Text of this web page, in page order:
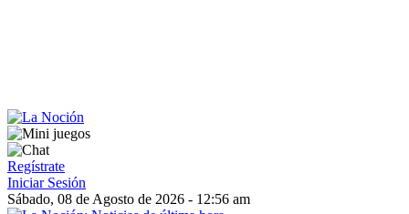
Regístrate
Iniciar Sesión
Sábado, 08 de Agosto de 2026 - 12:56 am